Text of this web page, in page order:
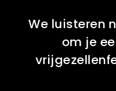
We luisteren
om je